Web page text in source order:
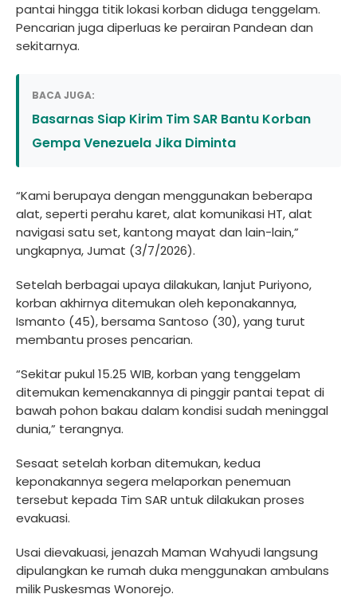
pantai hingga titik lokasi korban diduga tenggelam.
Pencarian juga diperluas ke perairan Pandean dan
sekitarnya.
BACA JUGA:
Basarnas Siap Kirim Tim SAR Bantu Korban
Gempa Venezuela Jika Diminta
“Kami berupaya dengan menggunakan beberapa
alat, seperti perahu karet, alat komunikasi HT, alat
navigasi satu set, kantong mayat dan lain-lain,”
ungkapnya, Jumat (3/7/2026).
Setelah berbagai upaya dilakukan, lanjut Puriyono,
korban akhirnya ditemukan oleh keponakannya,
Ismanto (45), bersama Santoso (30), yang turut
membantu proses pencarian.
“Sekitar pukul 15.25 WIB, korban yang tenggelam
ditemukan kemenakannya di pinggir pantai tepat di
bawah pohon bakau dalam kondisi sudah meninggal
dunia,” terangnya.
Sesaat setelah korban ditemukan, kedua
keponakannya segera melaporkan penemuan
tersebut kepada Tim SAR untuk dilakukan proses
evakuasi.
Usai dievakuasi, jenazah Maman Wahyudi langsung
dipulangkan ke rumah duka menggunakan ambulans
milik Puskesmas Wonorejo.